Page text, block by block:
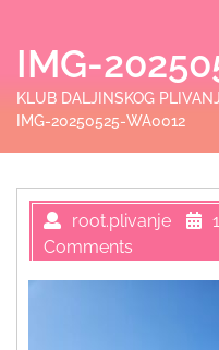
IMG-
KLUB DALJINSKOG
IMG-20250525-WA0012
root.plivanje
Comments